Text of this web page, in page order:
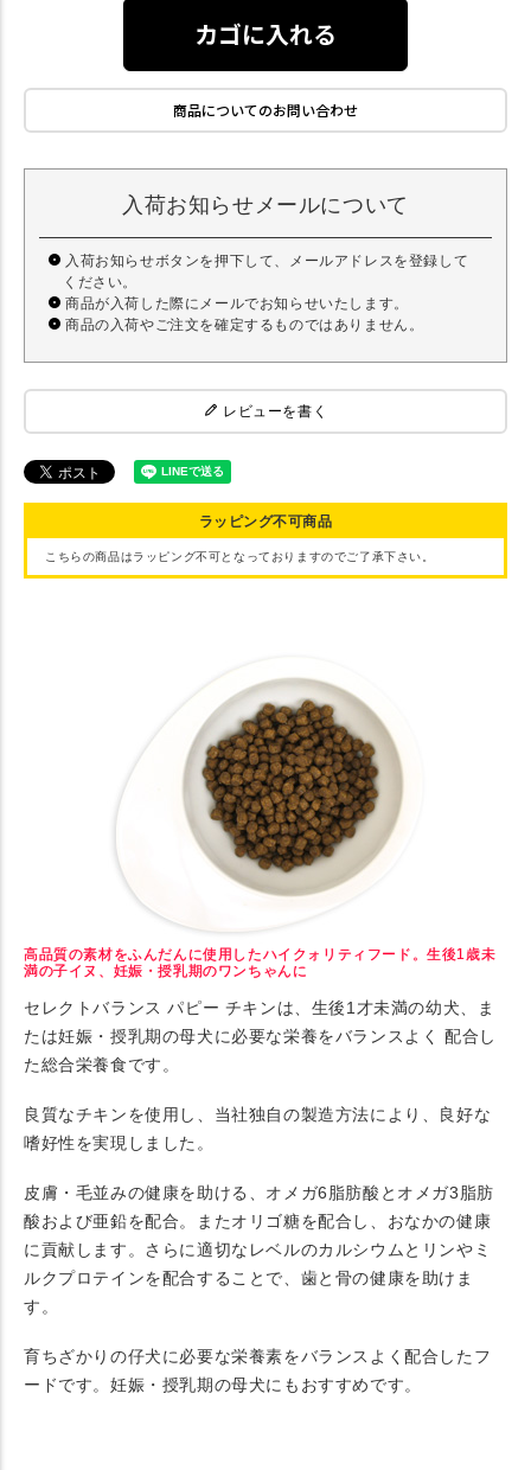
カゴに入れる
商品についてのお問い合わせ
入荷お知らせメールについて
入荷お知らせボタンを押下して、メールアドレスを登録して
ください。
商品が入荷した際にメールでお知らせいたします。
商品の入荷やご注文を確定するものではありません。
レビューを書く
ラッピング不可商品
こちらの商品はラッピング不可となっておりますのでご了承下さい。
高品質の素材をふんだんに使用したハイクォリティフード。生後1歳未
満の子イヌ、妊娠・授乳期のワンちゃんに
セレクトバランス パピー チキンは、生後1才未満の幼犬、ま
たは妊娠・授乳期の母犬に必要な栄養をバランスよく 配合し
た総合栄養食です。
良質なチキンを使用し、当社独自の製造方法により、良好な
嗜好性を実現しました。
皮膚・毛並みの健康を助ける、オメガ6脂肪酸とオメガ3脂肪
酸および亜鉛を配合。またオリゴ糖を配合し、おなかの健康
に貢献します。さらに適切なレベルのカルシウムとリンやミ
ルクプロテインを配合することで、歯と骨の健康を助けま
す。
育ちざかりの仔犬に必要な栄養素をバランスよく配合したフ
ードです。妊娠・授乳期の母犬にもおすすめです。